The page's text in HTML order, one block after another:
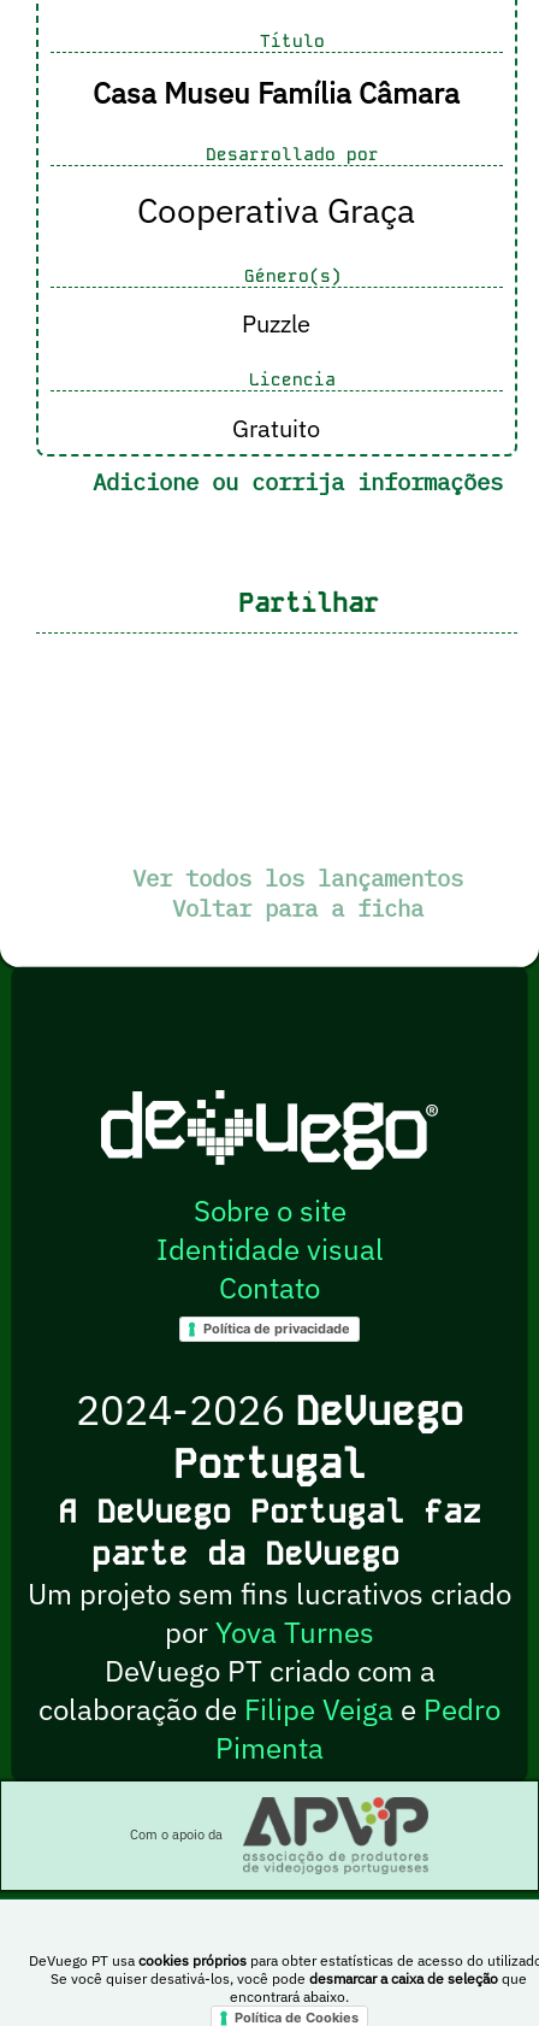
Título
Casa Museu Família Câmara
Desarrollado por
Cooperativa Graça
Género(s)
Puzzle
Licencia
Gratuito
Adicione ou corrija informações
Partilhar
Ver todos los lançamentos
Voltar para a ficha
DeVuego PT usa cookies própriospara obter estatísticas de acesso do
Se você quiser desativá-los, você pode desmarcar a caixa de seleção que
encontrará abaixo.
Política de Cookies
Sobre o site
Identidade visual
Contato
Política de privacidade
2024-2026 DeVuego
Portugal
A DeVuego Portugal faz
parte da DeVuego
Um projeto sem fins lucrativos criado
porYova Turnes
DeVuego PT criado com a
colaboração de Filipe Veiga e Pedro
Pimenta
Com o apoio da
Esta obra está sob uma licença Creative Commons Atribuição-NãoComercial-
PartilhaIgual 4.0 Internacional